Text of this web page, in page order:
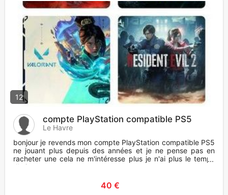
12
compte PlayStation compatible PS5
Le Havre
bonjour je revends mon compte PlayStation compatible PS5
ne jouant plus depuis des années et je ne pense pas en
racheter une cela ne m'intéresse plus je n'ai plus le temps
d'y joue
40 €